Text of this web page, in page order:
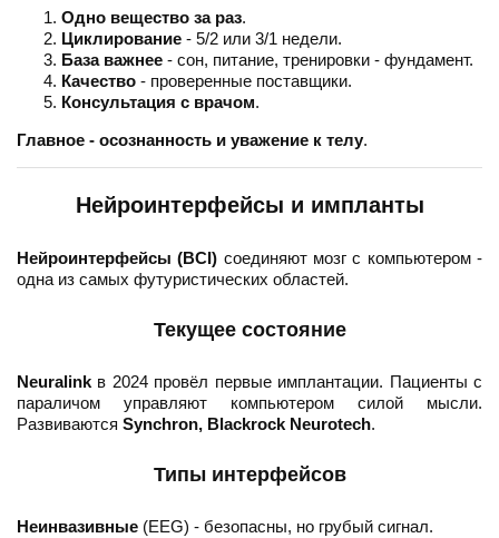
Одно вещество за раз.
Циклирование - 5/2 или 3/1 недели.
База важнее - сон, питание, тренировки - фундамент.
Качество - проверенные поставщики.
Консультация с врачом.
Главное - осознанность и уважение к телу.
Нейроинтерфейсы и импланты
Нейроинтерфейсы (BCI) соединяют мозг с компьютером -
одна из самых футуристических областей.
Текущее состояние
Neuralink в 2024 провёл первые имплантации. Пациенты с
параличом управляют компьютером силой мысли.
Развиваются Synchron, Blackrock Neurotech.
Типы интерфейсов
Неинвазивные (EEG) - безопасны, но грубый сигнал.